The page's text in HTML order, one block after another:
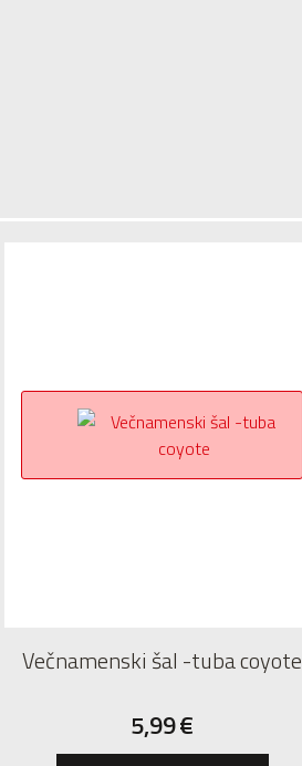
Večnamenski šal -tuba coyote
5,99€